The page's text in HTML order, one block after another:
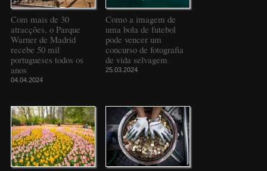
Com mais de 30
atracções, o Parque
Warner de Madrid
recebe 50 mil
portugueses todos os
anos
04.04.2024
Como a imagem de
uma bola de futebol
pode vencer um
concurso de fotografia
de vida selvagem
25.03.2024